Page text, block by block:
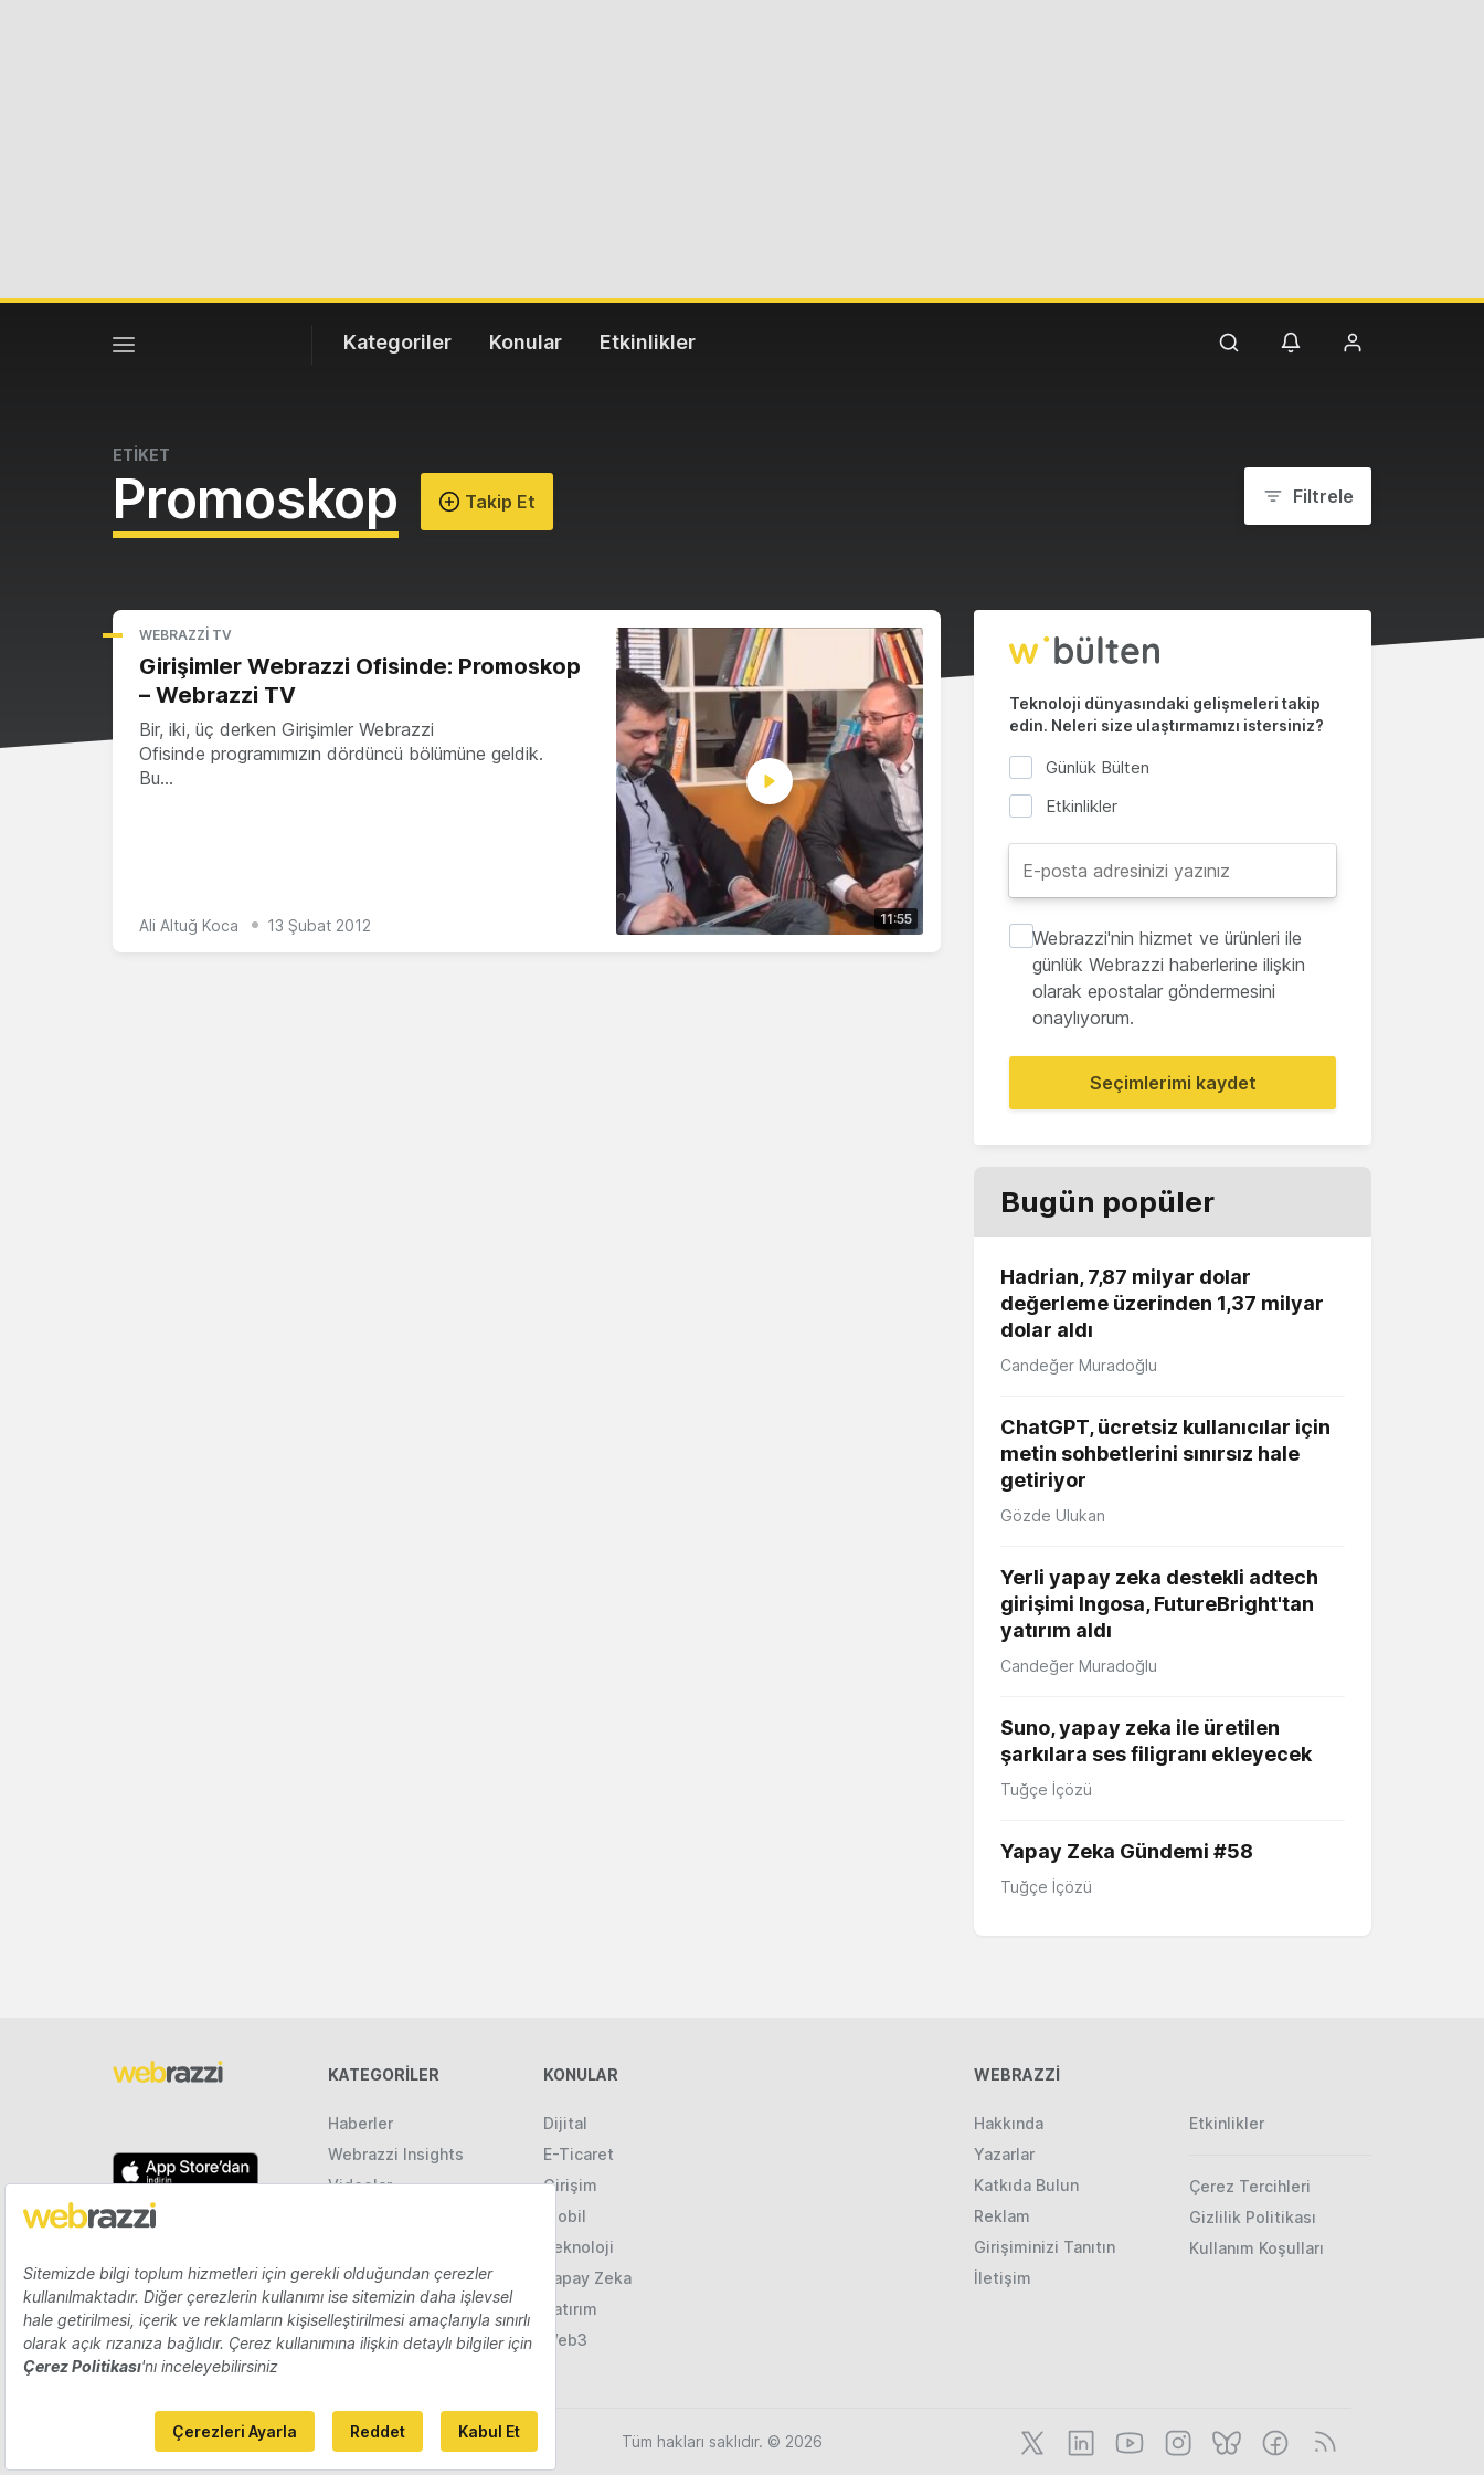
Kategoriler Konular Etkinlikler
ETİKET
Promoskop Takip Et Filtrele
WEBRAZZI TV
Girişimler Webrazzi Ofisinde: Promoskop
– Webrazzi TV
Bir, iki, üç derken Girişimler Webrazzi
Ofisinde programımızın dördüncü bölümüne geldik.
Bu…
11:55
Ali Altuğ Koca 13 Şubat 2012
Teknoloji dünyasındaki gelişmeleri takip
edin. Neleri size ulaştırmamızı istersiniz?
Günlük Bülten
Etkinlikler
Webrazzi'nin hizmet ve ürünleri ile
günlük Webrazzi haberlerine ilişkin
olarak epostalar göndermesini
onaylıyorum.
Seçimlerimi kaydet
Bugün popüler
Hadrian, 7,87 milyar dolar
değerleme üzerinden 1,37 milyar
dolar aldı
Candeğer Muradoğlu
ChatGPT, ücretsiz kullanıcılar için
metin sohbetlerini sınırsız hale
getiriyor
Gözde Ulukan
Yerli yapay zeka destekli adtech
girişimi Ingosa, FutureBright'tan
yatırım aldı
Candeğer Muradoğlu
Suno, yapay zeka ile üretilen
şarkılara ses filigranı ekleyecek
Tuğçe İçözü
Yapay Zeka Gündemi #58
Tuğçe İçözü
KATEGORILER
Haberler
Webrazzi Insights
Videolar
KONULAR
Dijital
E-Ticaret
Girişim
Mobil
Teknoloji
Yapay Zeka
Yatırım
Web3
WEBRAZZİ
Hakkında
Yazarlar
Katkıda Bulun
Reklam
Girişiminizi Tanıtın
İletişim
Etkinlikler
Çerez Tercihleri
Gizlilik Politikası
Kullanım Koşulları
Tüm hakları saklıdır. © 2026